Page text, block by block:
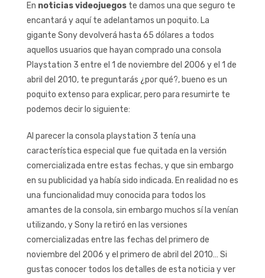
En noticias videojuegos te damos una que seguro te
encantará y aquí te adelantamos un poquito. La
gigante Sony devolverá hasta 65 dólares a todos
aquellos usuarios que hayan comprado una consola
Playstation 3 entre el 1 de noviembre del 2006 y el 1 de
abril del 2010, te preguntarás ¿por qué?, bueno es un
poquito extenso para explicar, pero para resumirte te
podemos decir lo siguiente:
Al parecer la consola playstation 3 tenía una
característica especial que fue quitada en la versión
comercializada entre estas fechas, y que sin embargo
en su publicidad ya había sido indicada. En realidad no es
una funcionalidad muy conocida para todos los
amantes de la consola, sin embargo muchos sí la venían
utilizando, y Sony la retiró en las versiones
comercializadas entre las fechas del primero de
noviembre del 2006 y el primero de abril del 2010… Si
gustas conocer todos los detalles de esta noticia y ver